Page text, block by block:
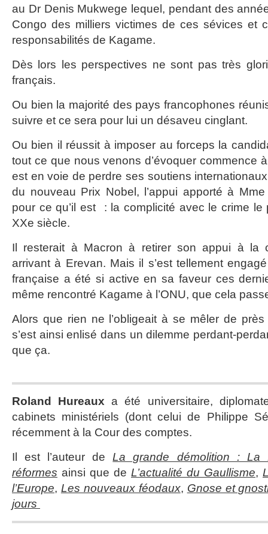
au Dr Denis Mukwege lequel, pendant des
Congo des milliers victimes de ces sévices
responsabilités de Kagame.
Dès lors les perspectives ne sont pas très
français.
Ou bien la majorité des pays francophones
suivre et ce sera pour lui un désaveu cinglant.
Ou bien il réussit à imposer au forceps la
tout ce que nous venons d’évoquer commence
est en voie de perdre ses soutiens
du nouveau Prix Nobel, l’appui apporté à
pour ce qu’il est : la complicité avec le crime
XXe siècle.
Il resterait à Macron à retirer son appui à la
arrivant à Erevan. Mais il s’est tellement
française a été si active en sa faveur ces
même rencontré Kagame à l’ONU, que cela
Alors que rien ne l’obligeait à se mêler de
s’est ainsi enlisé dans un dilemme perdant-
que ça.
Roland Hureauxa été universitaire,
cabinets ministériels (dont celui de Philippe
récemment à la Cour des comptes.
Il est l’auteur deLa grande démolition : La
réformes ainsi que de L’actualité du Gaullisme,
l’Europe, Les nouveaux féodaux, Gnose et
jours